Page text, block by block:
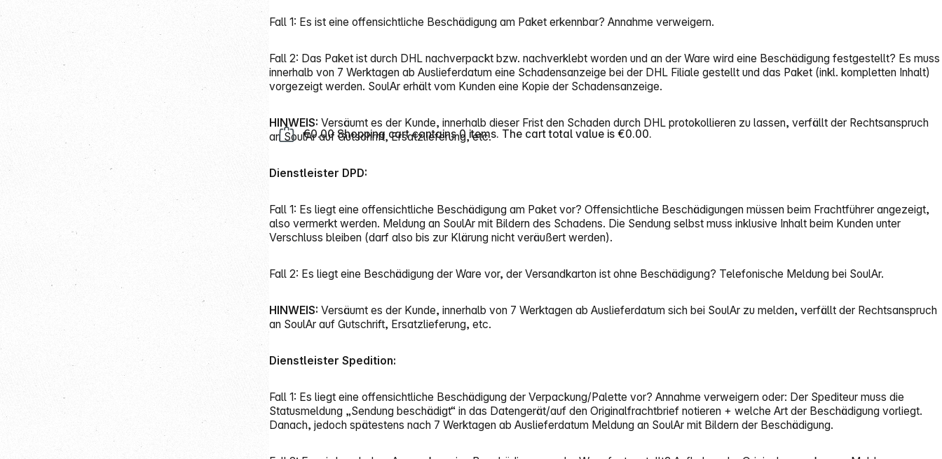
€0.00 Shopping cart contains 0 items. The cart total value is €0.00.
Fall 1: Es ist eine offensichtliche Beschädigung am Paket erkennbar? Annahme verweigern.
Fall 2: Das Paket ist durch DHL nachverpackt bzw. nachverklebt worden und an der Ware wird eine Beschädigung festgestellt? Es muss
innerhalb von 7 Werktagen ab Auslieferdatum eine Schadensanzeige bei der DHL Filiale gestellt und das Paket (inkl. kompletten Inhalt)
vorgezeigt werden. SoulAr erhält vom Kunden eine Kopie der Schadensanzeige.
HINWEIS: Versäumt es der Kunde, innerhalb dieser Frist den Schaden durch DHL protokollieren zu lassen, verfällt der Rechtsanspruch
an SoulAr auf Gutschrift, Ersatzlieferung, etc.
Dienstleister DPD:
Fall 1: Es liegt eine offensichtliche Beschädigung am Paket vor? Offensichtliche Beschädigungen müssen beim Frachtführer angezeigt,
also vermerkt werden. Meldung an SoulAr mit Bildern des Schadens. Die Sendung selbst muss inklusive Inhalt beim Kunden unter
Verschluss bleiben (darf also bis zur Klärung nicht veräußert werden).
Fall 2: Es liegt eine Beschädigung der Ware vor, der Versandkarton ist ohne Beschädigung? Telefonische Meldung bei SoulAr.
HINWEIS: Versäumt es der Kunde, innerhalb von 7 Werktagen ab Auslieferdatum sich bei SoulAr zu melden, verfällt der Rechtsanspruch
an SoulAr auf Gutschrift, Ersatzlieferung, etc.
Dienstleister Spedition:
Fall 1: Es liegt eine offensichtliche Beschädigung der Verpackung/Palette vor? Annahme verweigern oder: Der Spediteur muss die
Statusmeldung „Sendung beschädigt“ in das Datengerät/auf den Originalfrachtbrief notieren + welche Art der Beschädigung vorliegt.
Danach, jedoch spätestens nach 7 Werktagen ab Auslieferdatum Meldung an SoulAr mit Bildern der Beschädigung.